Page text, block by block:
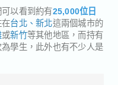
以看到約有25,000位日
台北、新北這兩個城市的
或新竹等其他地區，而持有
學生，此外也有不少人是